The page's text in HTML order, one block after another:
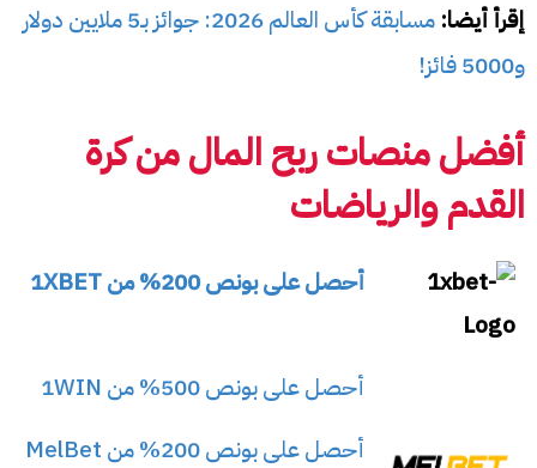
إقرأ أيضا:
مسابقة كأس العالم 2026: جوائز بـ5 ملايين دولار
و5000 فائز!
أفضل منصات ربح المال من كرة
القدم والرياضات
أحصل على بونص 200% من 1XBET
أحصل على بونص 500% من 1WIN
أحصل على بونص 200% من MelBet